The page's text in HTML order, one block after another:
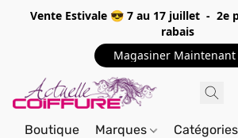
Vente Estivale 😎 7 au 17 juillet - 2e
rabais
Magasiner Maintenant
Boutique Marques